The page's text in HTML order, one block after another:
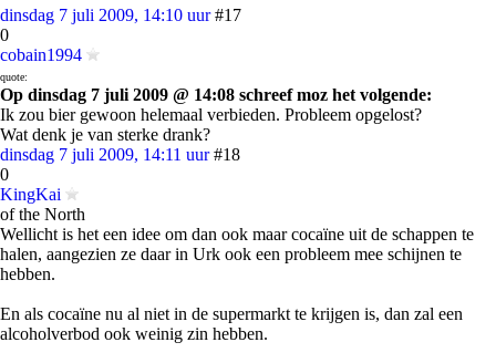
dinsdag 7 juli 2009, 14:10 uur #17
0
cobain1994
quote:
Op dinsdag 7 juli 2009 @ 14:08 schreef moz het volgende:
Ik zou bier gewoon helemaal verbieden. Probleem opgelost?
Wat denk je van sterke drank?
dinsdag 7 juli 2009, 14:11 uur #18
0
KingKai
of the North
Wellicht is het een idee om dan ook maar cocaïne uit de schappen te
halen, aangezien ze daar in Urk ook een probleem mee schijnen te
hebben.
En als cocaïne nu al niet in de supermarkt te krijgen is, dan zal een
alcoholverbod ook weinig zin hebben.